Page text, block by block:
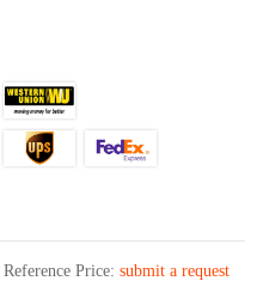
Reference Price: submit a request